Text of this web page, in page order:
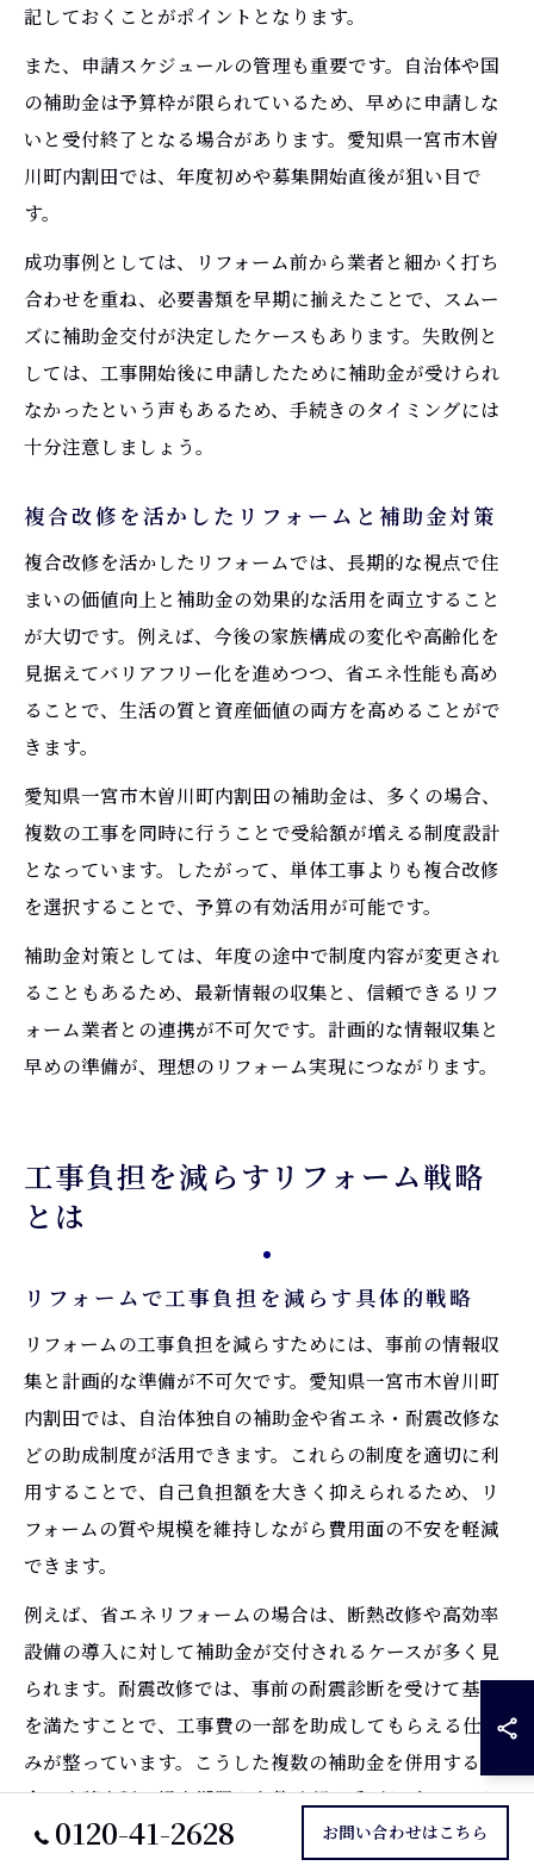
記しておくことがポイントとなります。
また、申請スケジュールの管理も重要です。自治体や国
の補助金は予算枠が限られているため、早めに申請しな
いと受付終了となる場合があります。愛知県一宮市木曽
川町内割田では、年度初めや募集開始直後が狙い目で
す。
成功事例としては、リフォーム前から業者と細かく打ち
合わせを重ね、必要書類を早期に揃えたことで、スムー
ズに補助金交付が決定したケースもあります。失敗例と
しては、工事開始後に申請したために補助金が受けられ
なかったという声もあるため、手続きのタイミングには
十分注意しましょう。
複合改修を活かしたリフォームと補助金対策
複合改修を活かしたリフォームでは、長期的な視点で住
まいの価値向上と補助金の効果的な活用を両立すること
が大切です。例えば、今後の家族構成の変化や高齢化を
見据えてバリアフリー化を進めつつ、省エネ性能も高め
ることで、生活の質と資産価値の両方を高めることがで
きます。
愛知県一宮市木曽川町内割田の補助金は、多くの場合、
複数の工事を同時に行うことで受給額が増える制度設計
となっています。したがって、単体工事よりも複合改修
を選択することで、予算の有効活用が可能です。
補助金対策としては、年度の途中で制度内容が変更され
ることもあるため、最新情報の収集と、信頼できるリフ
ォーム業者との連携が不可欠です。計画的な情報収集と
早めの準備が、理想のリフォーム実現につながります。
工事負担を減らすリフォーム戦略
とは
リフォームで工事負担を減らす具体的戦略
リフォームの工事負担を減らすためには、事前の情報収
集と計画的な準備が不可欠です。愛知県一宮市木曽川町
内割田では、自治体独自の補助金や省エネ・耐震改修な
どの助成制度が活用できます。これらの制度を適切に利
用することで、自己負担額を大きく抑えられるため、リ
フォームの質や規模を維持しながら費用面の不安を軽減
できます。
例えば、省エネリフォームの場合は、断熱改修や高効率
設備の導入に対して補助金が交付されるケースが多く見
られます。耐震改修では、事前の耐震診断を受けて基準
を満たすことで、工事費の一部を助成してもらえる仕組
みが整っています。こうした複数の補助金を併用する場
合、申請書類の提出期限や条件確認が重要なポイントと
なるため、早めの着手が推奨されます。
0120-41-2628 お問い合わせはこちら